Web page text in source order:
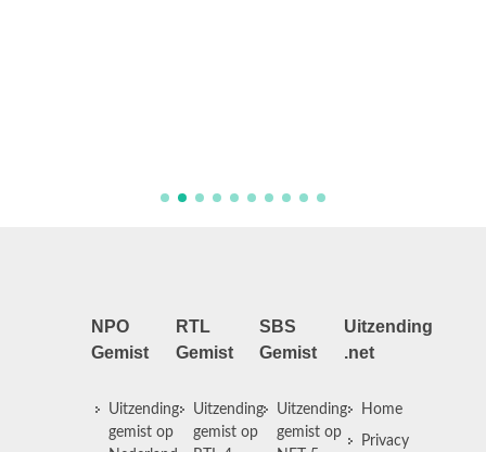
NPO
Gemist
Uitzending
gemist op
RTL
Gemist
Uitzending
gemist op
SBS
Gemist
Uitzending
gemist op
Uitzending
.net
Home
Privacy